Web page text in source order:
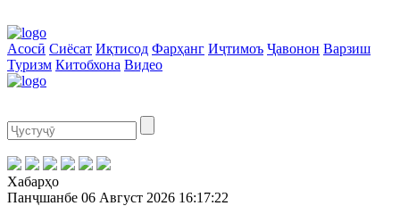
Асосӣ Сиёсат Иқтисод Фарҳанг Иҷтимоъ Ҷавонон Варзиш
Туризм Китобхона Видео
Хабарҳо
Панҷшанбе 06 Август 2026 16:17:22